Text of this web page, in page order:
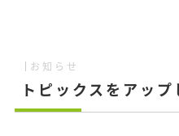
お知らせ
トピックスをアップ